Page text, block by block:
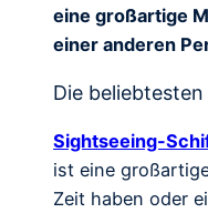
eine großartige
einer anderen
Die
Sightseeing-
ist eine
Zeit haben oder